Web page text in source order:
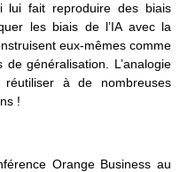
lui fait reproduire des biais
les biais de l’IA avec la
eux-mêmes comme
généralisation. L’analogie
à de nombreuses
!
Orange Business au